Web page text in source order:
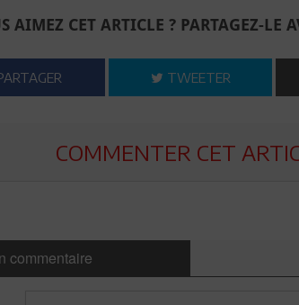
AIMEZ CET ARTICLE ? PARTAGEZ-LE
TWEETER
COMMENTER CET
commentaire